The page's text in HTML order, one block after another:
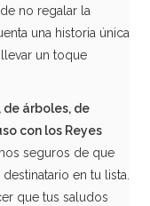
no regalar la
una historia única
un toque
árboles, de
con los Reyes
seguros de que
en tu lista.
que tus saludos